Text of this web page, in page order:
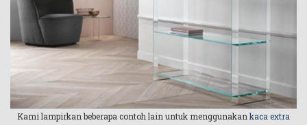
Kami lampirkan beberapa contoh lain untuk menggunakan kaca extra